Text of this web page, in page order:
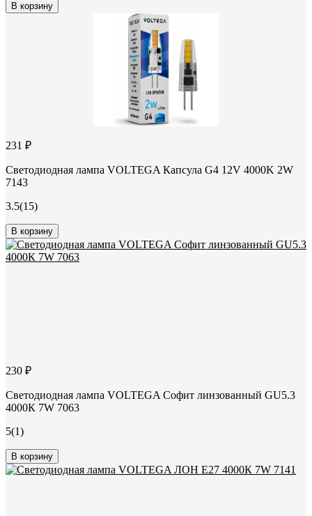
В корзину
231 ₽
Светодиодная лампа VOLTEGA Капсула G4 12V 4000K 2W
7143
3.5(15)
В корзину
230 ₽
Светодиодная лампа VOLTEGA Софит линзованный GU5.3
4000К 7W 7063
5(1)
В корзину